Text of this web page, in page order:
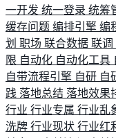
一开发 统一登录 统筹
缓存问题 编排引擎 编
划 职场 联合数据 联调
限 自动化 自动化工具
自带流程引擎 自研 自
践 落地总结 落地效果
行业 行业专属 行业乱
洗牌 行业现状 行业红